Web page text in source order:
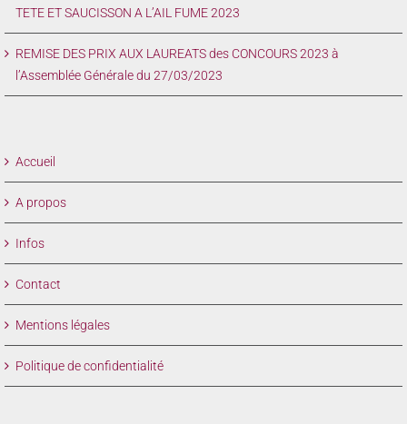
TETE ET SAUCISSON A L’AIL FUME 2023
REMISE DES PRIX AUX LAUREATS des CONCOURS 2023 à
l’Assemblée Générale du 27/03/2023
Accueil
A propos
Infos
Contact
Mentions légales
Politique de confidentialité